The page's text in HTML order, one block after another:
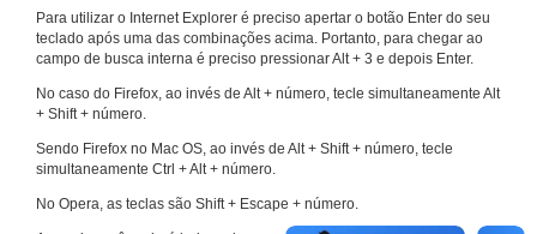
Para utilizar o Internet Explorer é preciso apertar o botão Enter do seu
teclado após uma das combinações acima. Portanto, para chegar ao
campo de busca interna é preciso pressionar Alt + 3 e depois Enter.
No caso do Firefox, ao invés de Alt + número, tecle simultaneamente Alt
+ Shift + número.
Sendo Firefox no Mac OS, ao invés de Alt + Shift + número, tecle
simultaneamente Ctrl + Alt + número.
No Opera, as teclas são Shift + Escape + número.